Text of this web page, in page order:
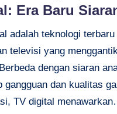
Era Baru
adalah teknologi
televisi yang
dengan siaran
gangguan dan kualitas
TV digital